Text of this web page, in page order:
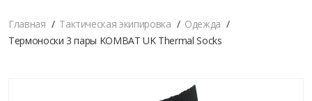
Главная Тактическая экипировка
Одежда
Термоноски 3 пары KOMBAT UK Thermal Socks